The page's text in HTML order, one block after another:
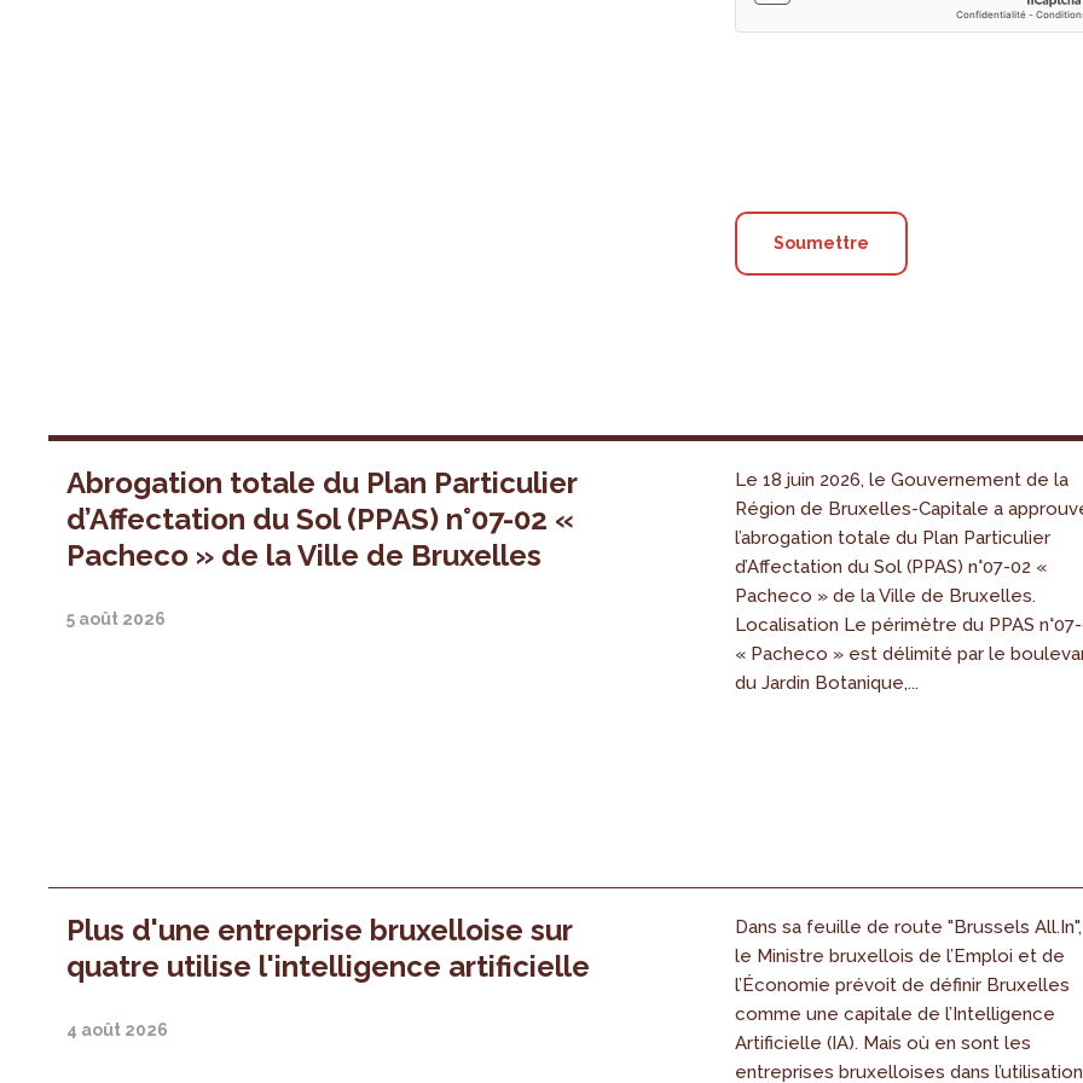
Abrogation totale du Plan Particulier
d’Affectation du Sol (PPAS) n°07-02 «
Pacheco » de la Ville de Bruxelles
5 août 2026
Le 18 juin 2026, le Gouvernement de la
Région de Bruxelles-Capitale a
l’abrogation totale du Plan Particulier
d’Affectation du Sol (PPAS) n°07-02 «
Pacheco » de la Ville de Bruxelles.
Localisation Le périmètre du PPAS
« Pacheco » est délimité par le
du Jardin Botanique,...
Plus d'une entreprise bruxelloise sur
quatre utilise l'intelligence artificielle
4 août 2026
Dans sa feuille de route "Brussels All.In",
le Ministre bruxellois de l’Emploi et de
l’Économie prévoit de définir Bruxelles
comme une capitale de l’Intelligence
Artificielle (IA). Mais où en sont les
entreprises bruxelloises dans l’utilisation